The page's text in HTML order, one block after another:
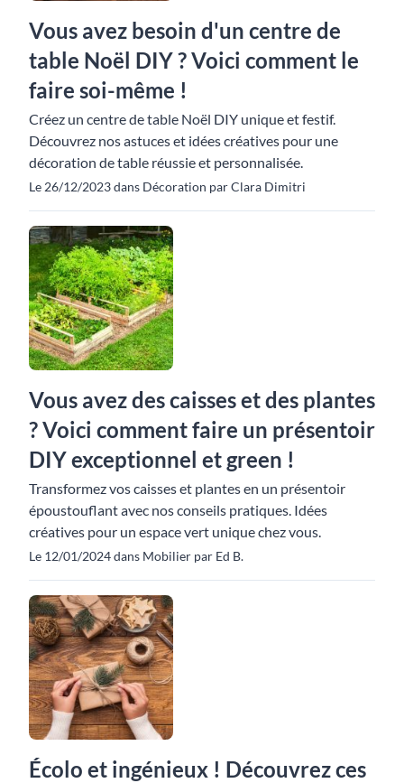
Vous avez besoin d'un centre de
table Noël DIY ? Voici comment le
faire soi-même !
Créez un centre de table Noël DIY unique et festif.
Découvrez nos astuces et idées créatives pour une
décoration de table réussie et personnalisée.
Le 26/12/2023 dans Décoration par Clara Dimitri
Vous avez des caisses et des plantes
? Voici comment faire un présentoir
DIY exceptionnel et green !
Transformez vos caisses et plantes en un présentoir
époustouflant avec nos conseils pratiques. Idées
créatives pour un espace vert unique chez vous.
Le 12/01/2024 dans Mobilier par Ed B.
Écolo et ingénieux ! Découvrez ces